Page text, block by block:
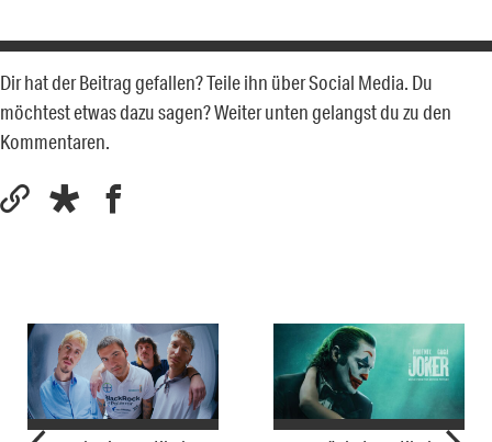
Dir hat der Beitrag gefallen? Teile ihn über Social Media. Du
möchtest etwas dazu sagen? Weiter unten gelangst du zu den
Kommentaren.